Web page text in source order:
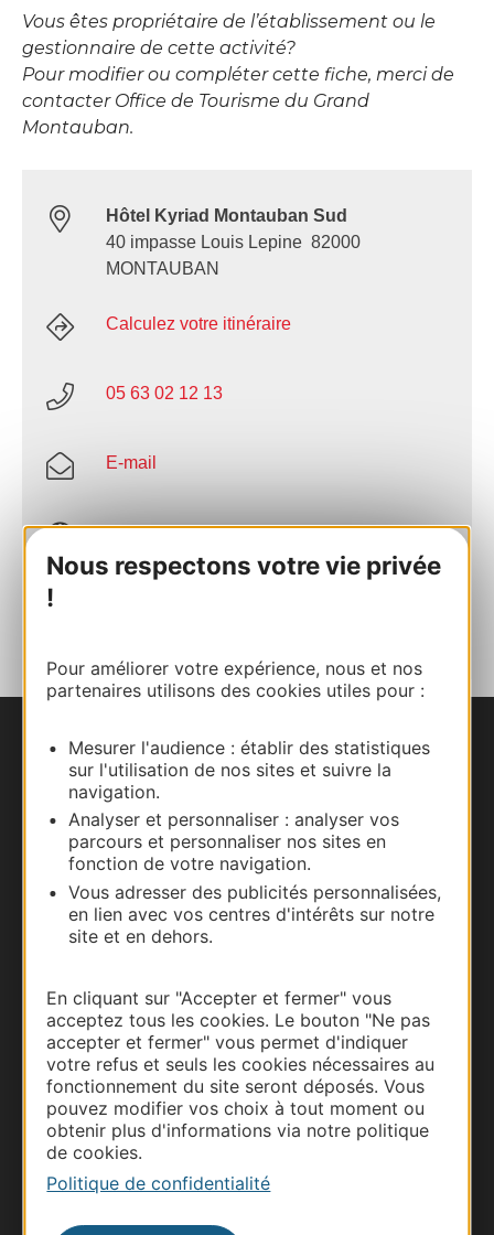
Nous respectons votre vie privée
!
Pour améliorer votre expérience, nous et nos
partenaires utilisons des cookies utiles pour :
Mesurer l'audience : établir des statistiques
sur l'utilisation de nos sites et suivre la
navigation.
Analyser et personnaliser : analyser vos
parcours et personnaliser nos sites en
fonction de votre navigation.
Vous adresser des publicités personnalisées,
en lien avec vos centres d'intérêts sur notre
site et en dehors.
En cliquant sur "Accepter et fermer" vous
acceptez tous les cookies. Le bouton "Ne pas
accepter et fermer" vous permet d'indiquer
votre refus et seuls les cookies nécessaires au
fonctionnement du site seront déposés. Vous
pouvez modifier vos choix à tout moment ou
obtenir plus d'informations via notre politique
de cookies.
Politique de confidentialité
Vous êtes propriétaire de l’établissement ou le
gestionnaire de cette activité?
Pour modifier ou compléter cette fiche, merci de
contacter Office de Tourisme du Grand
Montauban.
Hôtel Kyriad Montauban Sud
40 impasse Louis Lepine 82000
MONTAUBAN
Calculez votre itinéraire
05 63 02 12 13
E-mail
Site internet
Nous contacter
Carte interactive
Documentation
Thermalisme
Business/Mice
Pros d'Occitanie
Site presse et d'influence